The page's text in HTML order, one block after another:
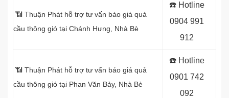
📶 Thuận Phát hỗ trợ tư vấn báo giá quả
cầu thông gió tại Chánh Hưng, Nhà Bè
☎️ Hotline
0904 991
912
📶 Thuận Phát hỗ trợ tư vấn báo giá quả
cầu thông gió tại Phan Văn Bảy, Nhà Bè
☎️ Hotline
0901 742
092